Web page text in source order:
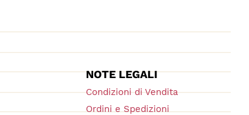
NOTE LEGALI
Condizioni di Vendita
Ordini e Spedizioni